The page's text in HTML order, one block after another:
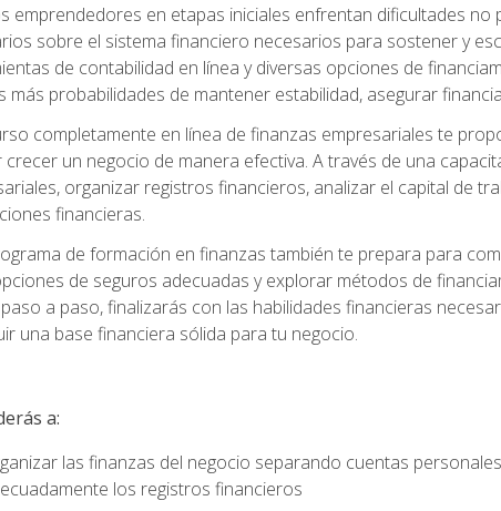
emprendedores en etapas iniciales enfrentan dificultades
sobre el sistema financiero necesarios para sostener y
de contabilidad en línea y diversas opciones de
más probabilidades de mantener estabilidad, asegurar
completamente en línea de finanzas empresariales te
crecer un negocio de manera efectiva. A través de una
organizar registros financieros, analizar el capital de
financieras.
de formación en finanzas también te prepara para
de seguros adecuadas y explorar métodos de
a paso, finalizarás con las habilidades financieras
una base financiera sólida para tu negocio.
a:
las finanzas del negocio separando cuentas
los registros financieros